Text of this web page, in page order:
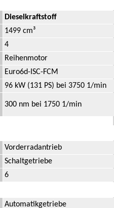
Dieselkraftstoff
1499 cm³
4
Reihenmotor
Euro6d-ISC-FCM
96 kW (131 PS) bei 3750 1/min
300 nm bei 1750 1/min
Vorderradantrieb
Schaltgetriebe
6
Automatikgetriebe